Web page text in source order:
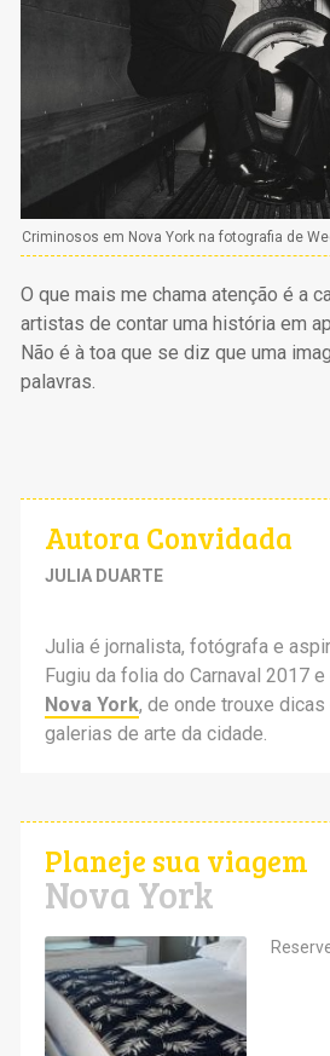
Criminosos em Nova York na fotografia de
O que mais me chama atenção é a
artistas de contar uma história em
Não é à toa que se diz que uma
palavras.
Autora Convidada
JULIA DUARTE
Julia é jornalista, fotógrafa e
Fugiu da folia do Carnaval 2017
Nova York, de onde trouxe
galerias de arte da cidade.
Planeje sua viagem
Nova York